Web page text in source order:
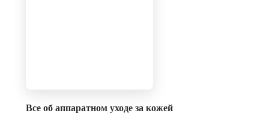
Все об аппаратном уходе за кожей